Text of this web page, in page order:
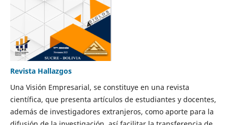
Revista Hallazgos
Una Visión Empresarial, se constituye en una revista
científica, que presenta artículos de estudiantes y docentes,
además de investigadores extranjeros, como aporte para la